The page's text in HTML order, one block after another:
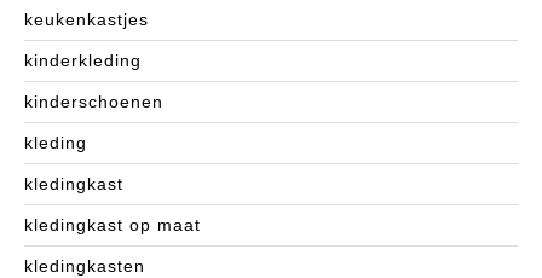
keukenkastjes
kinderkleding
kinderschoenen
kleding
kledingkast
kledingkast op maat
kledingkasten